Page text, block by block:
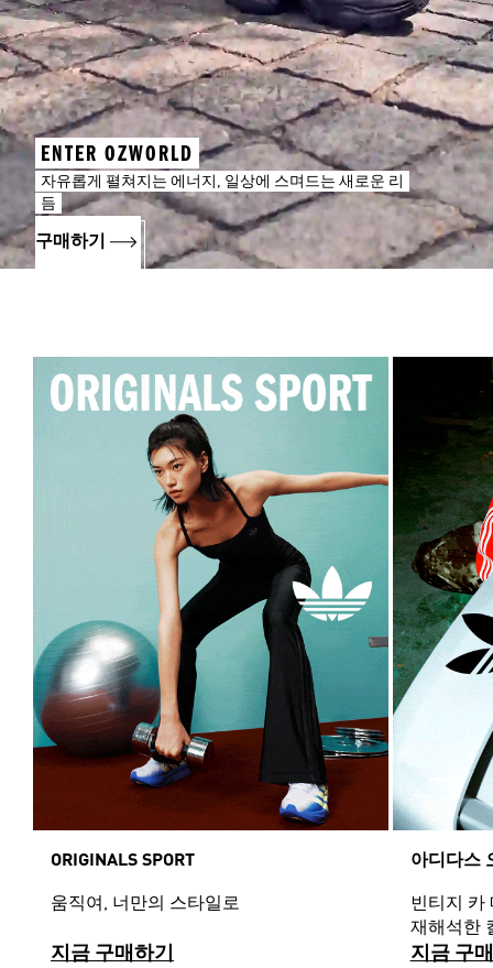
ENTER OZWORLD
자유롭게 펼쳐지는 에너지, 일상에 스며드는 새로운 리
듬
구매하기
ORIGINALS SPORT
움직여, 너만의 스타일로
지금 구매하기
아디다스
빈티지 카
재해석한
지금 구